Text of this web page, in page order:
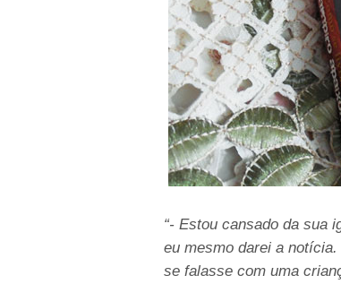
“- Estou cansado da sua
eu mesmo darei a
se falasse com uma